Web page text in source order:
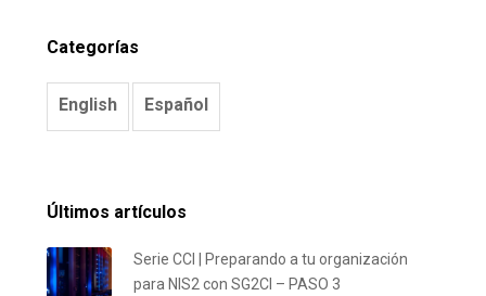
Categorías
English Español
Últimos artículos
Serie CCI | Preparando a tu organización
para NIS2 con SG2CI – PASO 3